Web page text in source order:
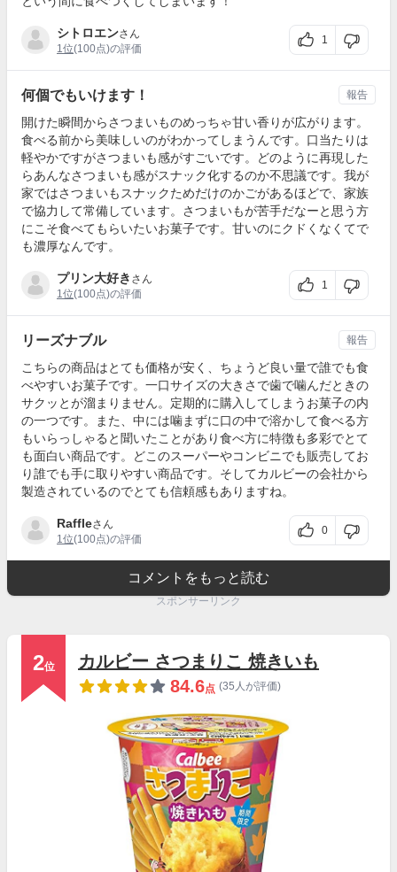
シトロエンさん
1位(100点)の評価
1
何個でもいけます！
開けた瞬間からさつまいものめっちゃ甘い香りが広がります。
食べる前から美味しいのがわかってしまうんです。口当たりは
軽やかですがさつまいも感がすごいです。どのように再現した
らあんなさつまいも感がスナック化するのか不思議です。我が
家ではさつまいもスナックためだけのかごがあるほどで、家族
で協力して常備しています。さつまいもが苦手だなーと思う方
にこそ食べてもらいたいお菓子です。甘いのにクドくなくてで
も濃厚なんです。
プリン大好き さん
1位(100点)の評価
1
報告
リーズナブル
こちらの商品はとても価格が安く、ちょうど良い量で誰でも食
べやすいお菓子です。一口サイズの大きさで歯で噛んだときの
サクッとが溜まりません。定期的に購入してしまうお菓子の内
の一つです。また、中には噛まずに口の中で溶かして食べる方
もいらっしゃると聞いたことがあり食べ方に特徴も多彩でとて
も面白い商品です。どこのスーパーやコンビニでも販売してお
り誰でも手に取りやすい商品です。そしてカルビーの会社から
製造されているのでとても信頼感もありますね。
Raffleさん
1位(100点)の評価
0
報告
コメントをもっと読む
スポンサーリンク
2位
カルビー さつまりこ 焼きいも
84.6点 (35人が評価)